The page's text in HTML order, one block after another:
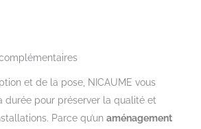
et de la pose, NICAUME vous
durée pour préserver la qualité et
Parce qu’un aménagement